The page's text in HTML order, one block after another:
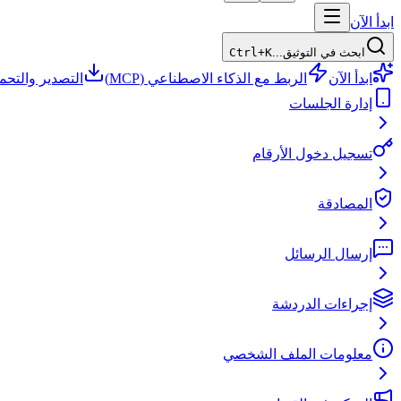
ابدأ الآن
ابحث في التوثيق... Ctrl+K
ابدأ الآن الربط مع الذكاء الاصطناعي (MCP)
التصدير
إدارة الجلسات
تسجيل دخول الأرقام
المصادقة
إرسال الرسائل
إجراءات الدردشة
معلومات الملف الشخصي